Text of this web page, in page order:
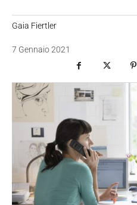
Gaia Fiertler
7 Gennaio 2021